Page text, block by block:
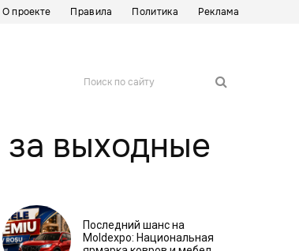
О проекте Правила Политика Реклама
Поиск по сайту
выходные
Последний шанс на
Moldexpo: Национальная